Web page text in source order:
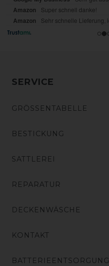
SERVICE
GRÖSSENTABELLE
BESTICKUNG
SATTLEREI
REPARATUR
DECKENWÄSCHE
KONTAKT
BATTERIEENTSORGUNG